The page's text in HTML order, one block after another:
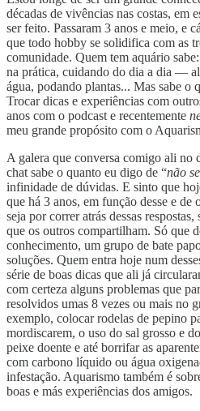
décadas de vivências nas costas, em
ser feito. Passaram 3 anos e meio, e
que todo hobby se solidifica com as
comunidade. Quem tem aquário
na prática, cuidando do dia a dia —
água, podando plantas... Mas sabe o
Trocar dicas e experiências com
anos com o podcast e recentemente
meu grande propósito com o
A galera que conversa comigo ali no
chat sabe o quanto eu digo de “não
infinidade de dúvidas. E sinto que
que há 3 anos, em função desse e de
seja por correr atrás dessas
que os outros compartilham. Só que
conhecimento, um grupo de bate
soluções. Quem entra hoje num
série de boas dicas que ali já
com certeza alguns problemas que
resolvidos umas 8 vezes ou mais no
exemplo, colocar rodelas de pepino
mordiscarem, o uso do sal grosso e
peixe doente e até borrifar as
com carbono líquido ou água
infestação. Aquarismo também é
boas e más experiências dos amigos.